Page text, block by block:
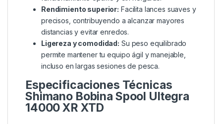
Máxima flexibilidad:
línea para adaptarte a distintos escenarios de
pesca sin necesidad de equipo adicional
voluminoso.
Ahorro económico:
Sustituir solo la bobina
resulta mucho más rentable que invertir en un
carrete completo adicional.
Encaje perfecto:Fabricada específicamente
para el Ultegra 14000 XR XTD, asegurando un